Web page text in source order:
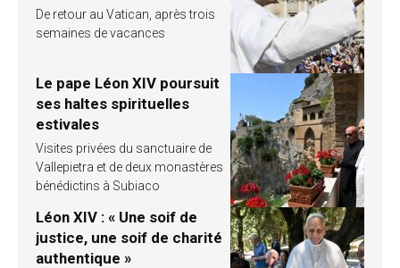
De retour au Vatican, après trois
semaines de vacances
Le pape Léon XIV poursuit
ses haltes spirituelles
estivales
Visites privées du sanctuaire de
Vallepietra et de deux monastères
bénédictins à Subiaco
Léon XIV : « Une soif de
justice, une soif de charité
authentique »